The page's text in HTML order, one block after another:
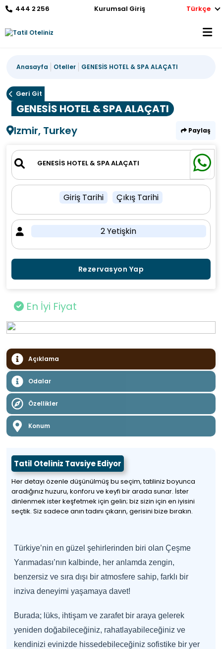
444 2 256 Kurumsal Giriş Türkçe
Anasayfa Oteller GENESİS HOTEL & SPA ALAÇATI
Geri Git
GENESİS HOTEL & SPA ALAÇATI
Izmir, Turkey
Paylaş
Giriş Tarihi Çıkış Tarihi
2 Yetişkin
Rezervasyon Yap
En İyi Fiyat
Açıklama
Odalar
Özellikler
Konum
Tatil Oteliniz Tavsiye Ediyor
Her detayı özenle düşünülmüş bu seçim, tatiliniz boyunca
aradığınız huzuru, konforu ve keyfi bir arada sunar. İster
dinlenmek ister keşfetmek için gelin; biz sizin için en iyisini
seçtik. Siz sadece anın tadını çıkarın, gerisini bize bırakın.
Türkiye’nin en güzel şehirlerinden biri olan Çeşme
Yarımadası’nın kalbinde, her anlamda zengin,
benzersiz ve sıra dışı bir atmosfere sahip, farklı bir
inziva deneyimi yaşamaya davet!
Burada; lüks, ihtişam ve zarafet bir araya gelerek
yeniden doğabileceğiniz, rahatlayabileceğiniz ve
kendinizi evinizde hissedebileceğiniz sofistike bir yer